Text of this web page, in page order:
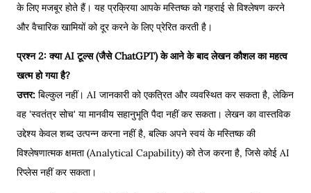
के लिए मजबूर होते हैं। यह प्रक्रिया आपके मस्तिष्क को गहराई से विश्लेषण करने
और वैचारिक खामियों को दूर करने के लिए प्रेरित करती है।
प्रश्न 2: क्या AI टूल्स (जैसे ChatGPT) के आने के बाद लेखन कौशल का महत्व
खत्म हो गया है?
उत्तर: बिल्कुल नहीं। AI जानकारी को एकत्रित और व्यवस्थित कर सकता है, लेकिन
वह 'स्वतंत्र सोच' या मानवीय सहानुभूति पैदा नहीं कर सकता। लेखन का वास्तविक
उद्देश्य केवल शब्द उत्पन्न करना नहीं है, बल्कि अपने स्वयं के मस्तिष्क की
विश्लेषणात्मक क्षमता (Analytical Capability) को तेज करना है, जिसे कोई AI
रिप्लेस नहीं कर सकता।